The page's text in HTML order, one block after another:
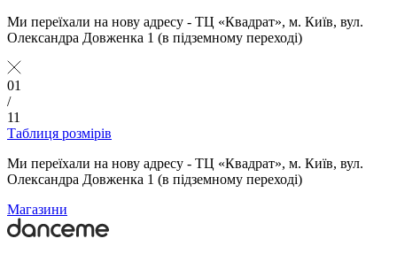
Ми переїхали на нову адресу - ТЦ «Квадрат», м. Київ, вул.
Олександра Довженка 1 (в підземному переході)
01
/
11
Таблиця розмірів
Ми переїхали на нову адресу - ТЦ «Квадрат», м. Київ, вул.
Олександра Довженка 1 (в підземному переході)
Магазини